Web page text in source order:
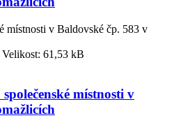
místnosti v Baldovské čp. 583 v
61,53 kB
místnosti v